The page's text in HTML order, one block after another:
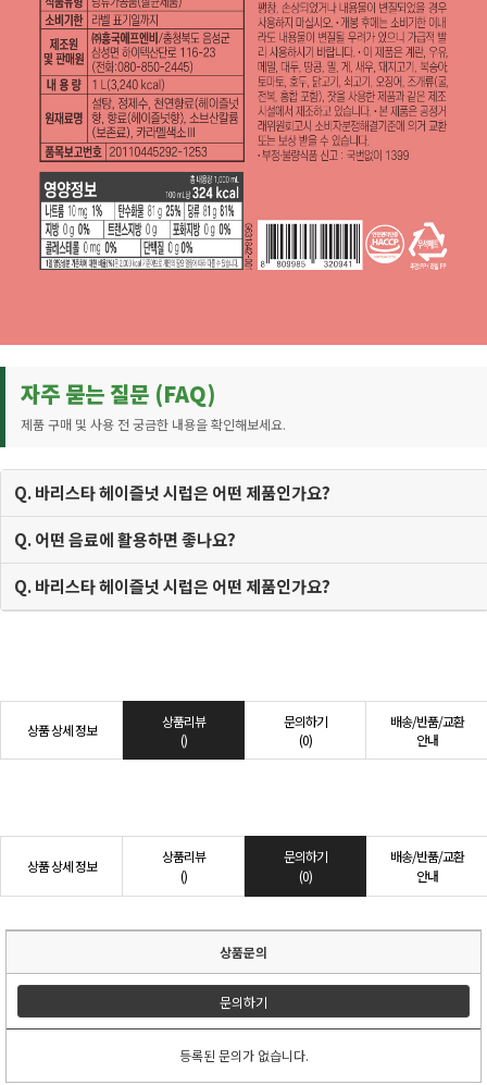
자주 묻는 질문 (FAQ)
제품 구매 및 사용 전 궁금한 내용을 확인해보세요.
Q. 바리스타 헤이즐넛 시럽은 어떤 제품인가요?
Q. 어떤 음료에 활용하면 좋나요?
Q. 바리스타 헤이즐넛 시럽은 어떤 제품인가요?
상품 상세 정보
상품리뷰
()
문의하기
(0)
배송/반품/교환
안내
상품 상세 정보
상품리뷰
()
문의하기
(0)
배송/반품/교환
안내
상품문의
문의하기
등록된 문의가 없습니다.